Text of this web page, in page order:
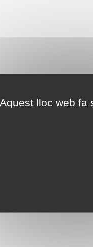
Aquest lloc web fa